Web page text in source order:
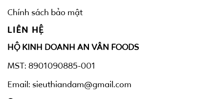
Chính sách bảo mật
LIÊN HỆ
HỘ KINH DOANH AN VÂN FOODS
MST: 8901090885-001
Email: sieuthiandam@gmail.com